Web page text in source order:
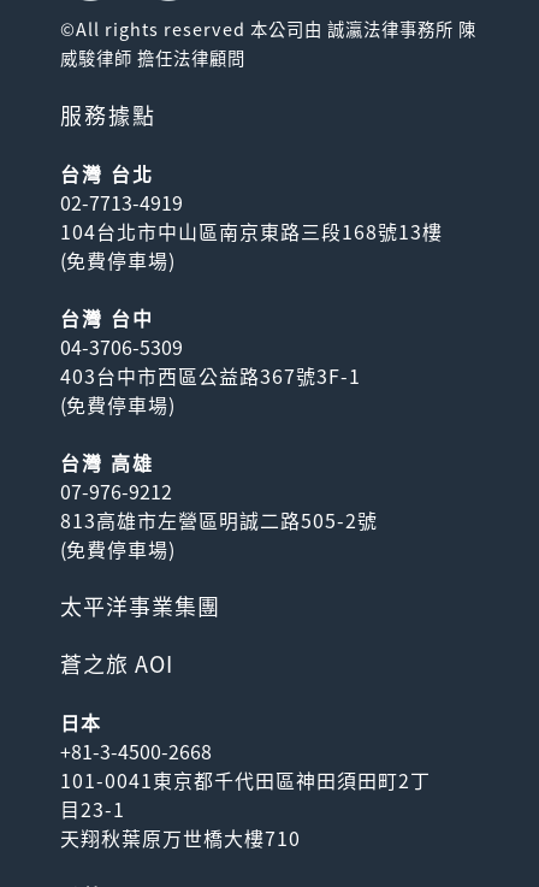
©All rights reserved 本公司由 誠瀛法律事務所 陳
威駿律師 擔任法律顧問
服務據點
台灣 台北
02-7713-4919
104台北市中山區南京東路三段168號13樓
(免費停車場)
台灣 台中
04-3706-5309
403台中市西區公益路367號3F-1
(免費停車場)
台灣 高雄
07-976-9212
813高雄市左營區明誠二路505-2號
(免費停車場)
太平洋事業集團
蒼之旅 AOI
日本
+81-3-4500-2668
101-0041東京都千代田區神田須田町2丁
目23-1
天翔秋葉原万世橋大樓710